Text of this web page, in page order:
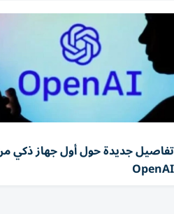
تفاصيل جديدة حول أول جهاز ذكي
OpenAI